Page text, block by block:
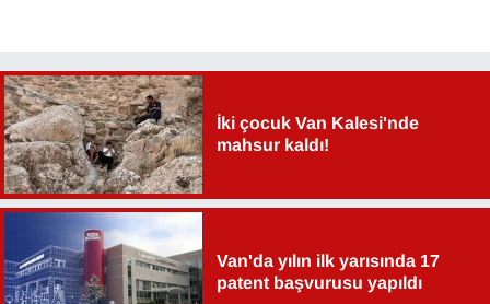
İki çocuk Van Kalesi'nde
mahsur kaldı!
Van'da yılın ilk yarısında 17
patent başvurusu yapıldı